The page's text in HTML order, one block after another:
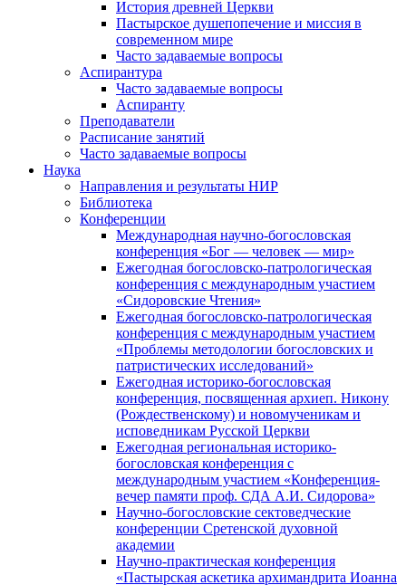
История древней Церкви
Пастырское душепопечение и миссия в
современном мире
Часто задаваемые вопросы
Аспирантура
Часто задаваемые вопросы
Аспиранту
Преподаватели
Расписание занятий
Часто задаваемые вопросы
Наука
Направления и результаты НИР
Библиотека
Конференции
Международная научно-богословская
конференция «Бог — человек — мир»
Ежегодная богословско-патрологическая
конференция с международным участием
«Сидоровские Чтения»
Ежегодная богословско-патрологическая
конференция с международным участием
«Проблемы методологии богословских и
патристических исследований»
Ежегодная историко-богословская
конференция, посвященная архиеп. Никону
(Рождественскому) и новомученикам и
исповедникам Русской Церкви
Ежегодная региональная историко-
богословская конференция с
международным участием «Конференция-
вечер памяти проф. СДА А.И. Сидорова»
Научно-богословские сектоведческие
конференции Сретенской духовной
академии
Научно-практическая конференция
«Пастырская аскетика архимандрита Иоанна